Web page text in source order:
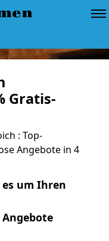
Gratis-
: Top-
Angebote in 4
um Ihren